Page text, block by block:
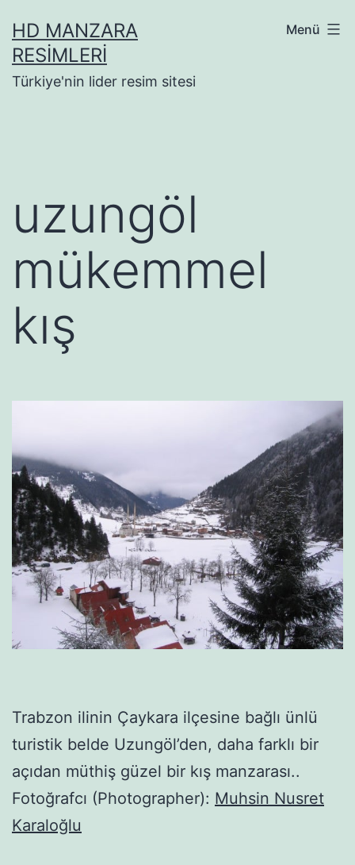
geçHD MANZARA
RESIMLERI
Türkiye'nin lider resim sitesi
Menü
uzungöl
mükemmel
kış
Trabzon ilinin Çaykara ilçesine bağlı ünlü
turistik belde Uzungöl’den, daha farklı bir
açıdan müthiş güzel bir kış manzarası..
Fotoğrafcı (Photographer): Muhsin Nusret
Karaloğlu